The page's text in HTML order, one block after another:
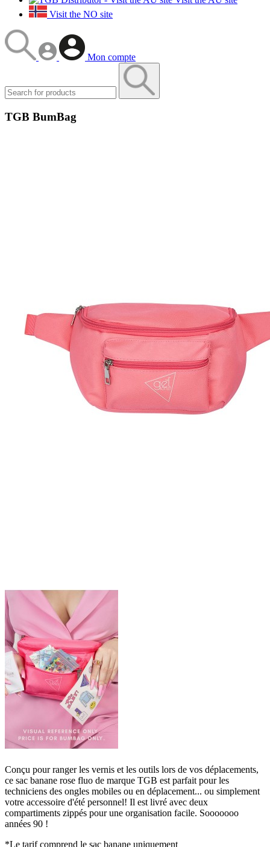
Visit the NO site
Mon compte
TGB BumBag
Conçu pour ranger les vernis et les outils lors de vos déplacements,
ce sac banane rose fluo de marque TGB est parfait pour les
techniciens des ongles mobiles ou en déplacement... ou simplement
votre accessoire d'été personnel! Il est livré avec deux
compartiments zippés pour une organisation facile. Sooooooo
années 90 !
*Le tarif comprend le sac banane uniquement